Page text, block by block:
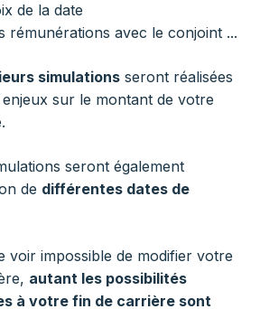
de la date
rémunérations avec le conjoint ...
simulations seront réalisées
sur le montant de votre
seront également
de différentes dates de
voir impossible de modifier votre
autant les possibilités
à votre fin de carrière sont